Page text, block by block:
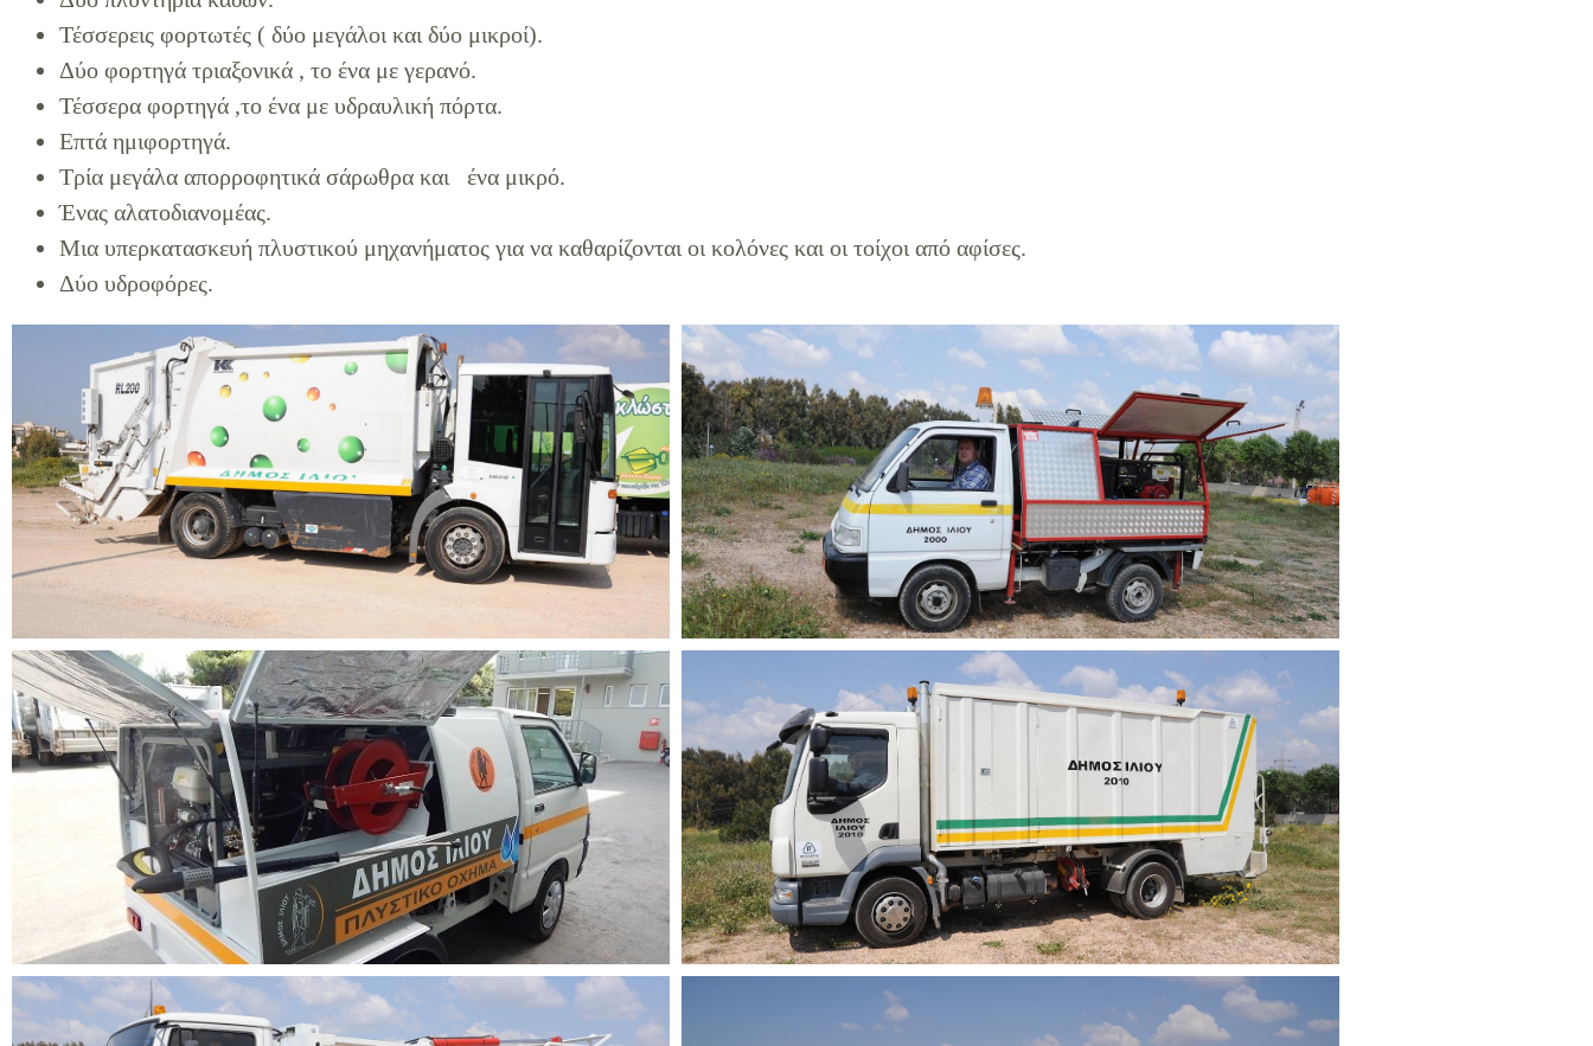
Τέσσερεις φορτωτές ( δύο μεγάλοι και δύο μικροί).
Δύο φορτηγά τριαξονικά , το ένα με γερανό.
Τέσσερα φορτηγά ,το ένα με υδραυλική πόρτα.
Επτά ημιφορτηγά.
Τρία μεγάλα απορροφητικά σάρωθρα και ένα μικρό.
Ένας αλατοδιανομέας.
Μια υπερκατασκευή πλυστικού μηχανήματος για να καθαρίζονται οι κολόνες και οι τοίχοι από αφίσες.
Δύο υδροφόρες.